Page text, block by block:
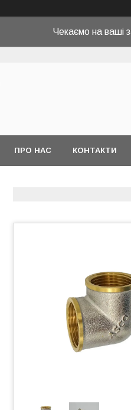
Чекаємо на ваші
ПРО НАС КОНТАКТИ